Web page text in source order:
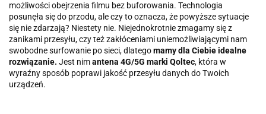
możliwości obejrzenia filmu bez buforowania. Technologia
posunęła się do przodu, ale czy to oznacza, że powyższe sytuacje
się nie zdarzają? Niestety nie. Niejednokrotnie zmagamy się z
zanikami przesyłu, czy też zakłóceniami uniemożliwiającymi nam
swobodne surfowanie po sieci, dlategomamy dla Ciebie idealne
rozwiązanie. Jest nimantena 4G/5G marki Qoltec, która w
wyraźny sposób poprawi jakość przesyłu danych do Twoich
urządzeń.